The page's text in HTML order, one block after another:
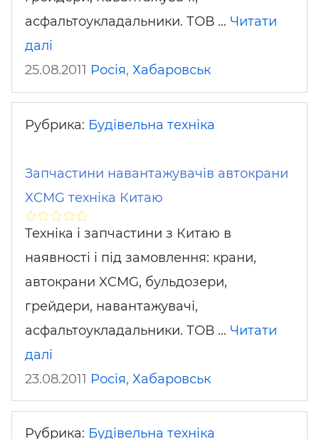
асфальтоукладальники. ТОВ … Читати
далі
25.08.2011 Росія, Хабаровськ
Рубрика: Будівельна техніка
Запчастини навантажувачів автокрани
XCMG техніка Китаю
Техніка і запчастини з Китаю в
наявності і під замовлення: крани,
автокрани XCMG, бульдозери,
грейдери, навантажувачі,
асфальтоукладальники. ТОВ … Читати
далі
23.08.2011 Росія, Хабаровськ
Рубрика: Будівельна техніка